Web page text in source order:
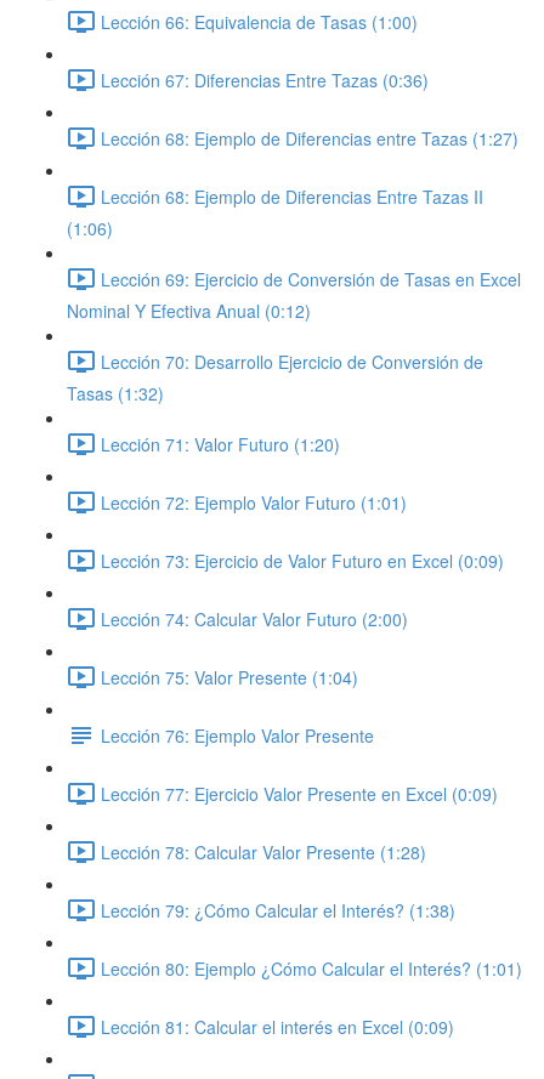
Lección 66: Equivalencia de Tasas (1:00)
Lección 67: Diferencias Entre Tazas (0:36)
Lección 68: Ejemplo de Diferencias entre Tazas (1:27)
Lección 68: Ejemplo de Diferencias Entre Tazas II
(1:06)
Lección 69: Ejercicio de Conversión de Tasas en Excel
Nominal Y Efectiva Anual (0:12)
Lección 70: Desarrollo Ejercicio de Conversión de
Tasas (1:32)
Lección 71: Valor Futuro (1:20)
Lección 72: Ejemplo Valor Futuro (1:01)
Lección 73: Ejercicio de Valor Futuro en Excel (0:09)
Lección 74: Calcular Valor Futuro (2:00)
Lección 75: Valor Presente (1:04)
Lección 76: Ejemplo Valor Presente
Lección 77: Ejercicio Valor Presente en Excel (0:09)
Lección 78: Calcular Valor Presente (1:28)
Lección 79: ¿Cómo Calcular el Interés? (1:38)
Lección 80: Ejemplo ¿Cómo Calcular el Interés? (1:01)
Lección 81: Calcular el interés en Excel (0:09)